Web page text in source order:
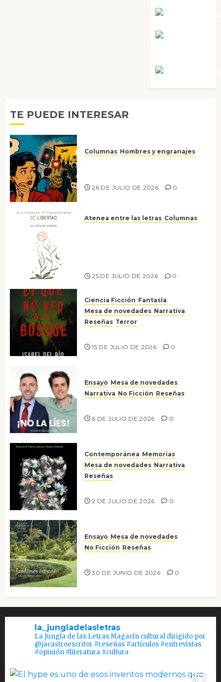
TE PUEDE INTERESAR
Columnas Hombres y engranajes
26 DE JULIO DE 2026 0
Atenea entre las letras Columnas
25 DE JULIO DE 2026 0
Ciencia Ficción Fantasía
Mesa de novedades Narrativa
Reseñas Terror
15 DE JULIO DE 2026 0
Ensayo Mesa de novedades
Narrativa No Ficción Reseñas
6 DE JULIO DE 2026 0
Contemporánea Memorias
Mesa de novedades Narrativa
Reseñas
2 DE JULIO DE 2026 0
Ensayo Mesa de novedades
No Ficción Reseñas
30 DE JUNIO DE 2026 0
la_jungladelasletras
La Jungla de las Letras Magacín cultural dirigido por
@jacastroescritor #reseñas #artículos #entrevistas
#opinión #literatura #cultura